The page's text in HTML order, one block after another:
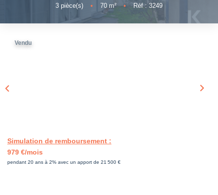
3 pièce(s) • 70 m² • Réf : 3249
Vendu
Simulation de remboursement :
979 €/mois
pendant 20 ans à 2% avec un apport de 21 500 €